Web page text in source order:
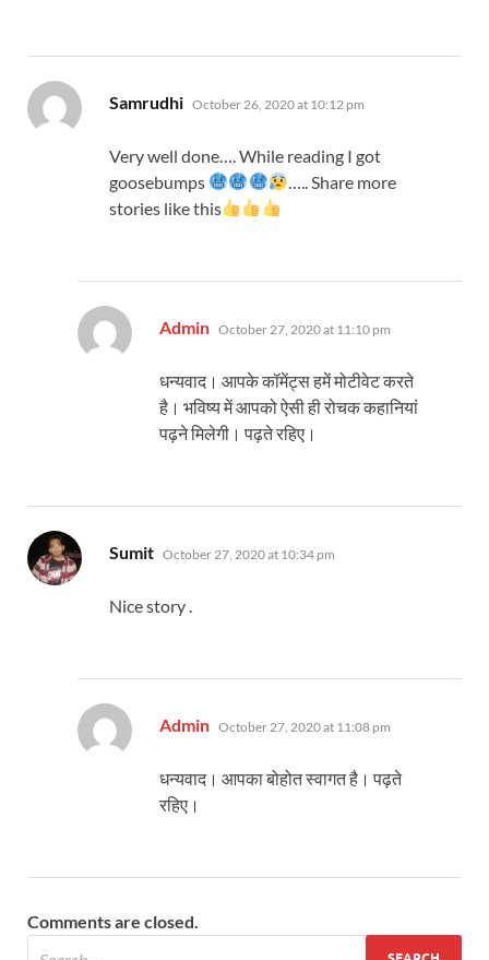
Samrudhi says:
October 26, 2020 at 10:12 pm
Very well done…. While reading I got
goosebumps
….. Share more
stories like this
Admin says:
October 27, 2020 at 11:10 pm
धन्यवाद। आपके कॉमेंट्स हमें मोटीवेट करते
है। भविष्य में आपको ऐसी ही रोचक कहानियां
पढ़ने मिलेगी। पढ़ते रहिए।
Sumit says:
October 27, 2020 at 10:34 pm
Nice story .
Admin says:
October 27, 2020 at 11:08 pm
धन्यवाद। आपका बोहोत स्वागत है। पढ़ते
रहिए।
Comments are closed.